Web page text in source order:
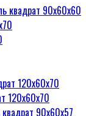
квадрат 90х60х60
120х60х70